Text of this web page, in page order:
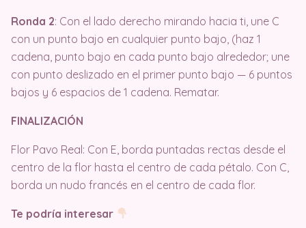
Ronda 2: Con el lado derecho mirando hacia ti, une C
con un punto bajo en cualquier punto bajo, (haz 1
cadena, punto bajo en cada punto bajo alrededor; une
con punto deslizado en el primer punto bajo — 6 puntos
bajos y 6 espacios de 1 cadena. Rematar.
FINALIZACIÓN
Flor Pavo Real: Con E, borda puntadas rectas desde el
centro de la flor hasta el centro de cada pétalo. Con C,
borda un nudo francés en el centro de cada flor.
Te podría interesar